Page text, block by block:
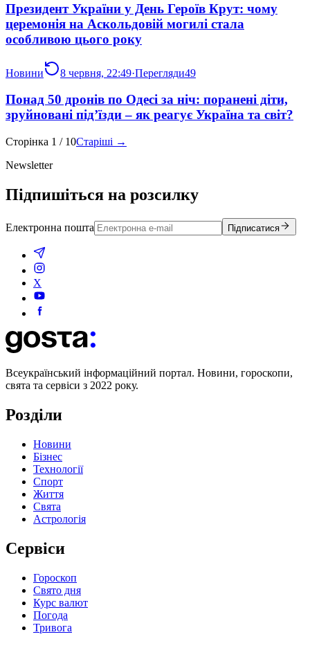
Президент України у День Героїв Крут: чому
церемонія на Аскольдовій могилі стала
особливою цього року
Новини 8 червня, 22:49·Перегляди49
Понад 50 дронів по Одесі за ніч: поранені діти,
зруйновані під’їзди – як реагує Україна та світ?
Сторінка 1 / 10Старіші →
Newsletter
Підпишіться на розсилку
Електронна пошта Підписатися
X
Всеукраїнський інформаційний портал. Новини, гороскопи,
свята та сервіси з 2022 року.
Розділи
Новини
Бізнес
Технології
Спорт
Життя
Свята
Астрологія
Сервіси
Гороскоп
Свято дня
Курс валют
Погода
Тривога